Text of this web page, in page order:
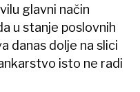
glavni način
u stanje poslovnih
danas dolje na slici
isto ne radi